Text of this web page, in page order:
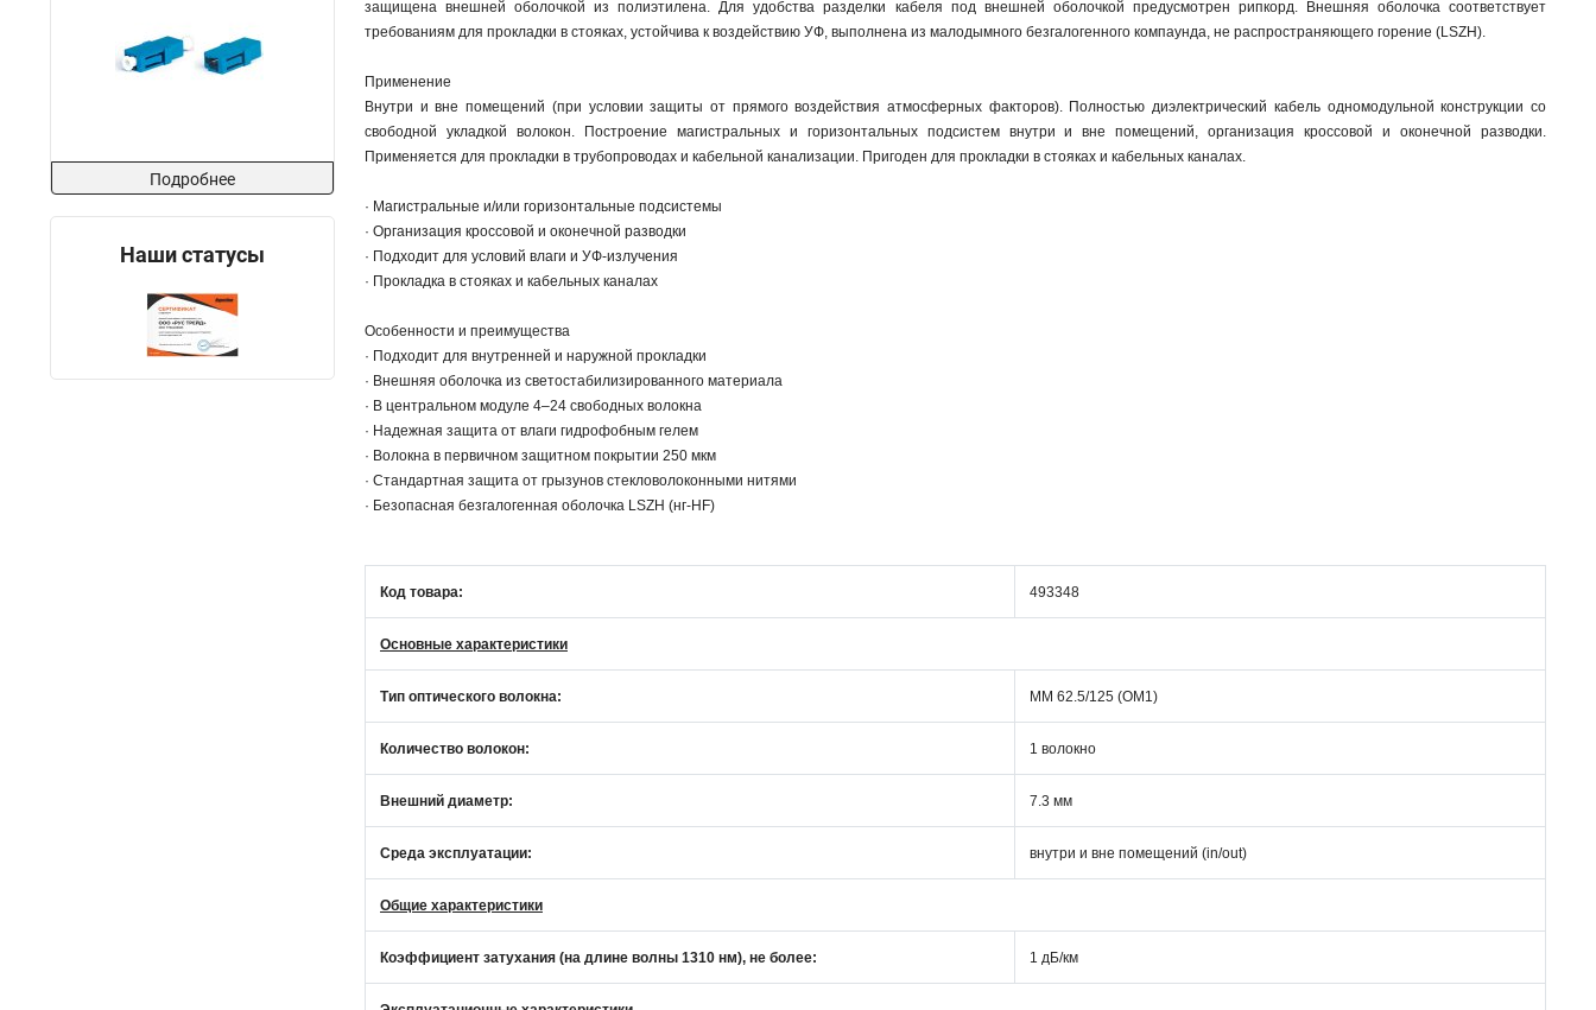
Подробнее
Наши статусы
защищена внешней оболочкой из полиэтилена. Для удобства разделки кабеля под внешней оболочкой предусмотрен рипкорд. Внешняя оболочка соответствует
требованиям для прокладки в стояках, устойчива к воздействию УФ, выполнена из малодымного безгалогенного компаунда, не распространяющего горение (LSZH).
Применение
Внутри и вне помещений (при условии защиты от прямого воздействия атмосферных факторов). Полностью диэлектрический кабель одномодульной конструкции со
свободной укладкой волокон. Построение магистральных и горизонтальных подсистем внутри и вне помещений, организация кроссовой и оконечной разводки.
Применяется для прокладки в трубопроводах и кабельной канализации. Пригоден для прокладки в стояках и кабельных каналах.
· Магистральные и/или горизонтальные подсистемы
· Организация кроссовой и оконечной разводки
· Подходит для условий влаги и УФ-излучения
· Прокладка в стояках и кабельных каналах
Особенности и преимущества
· Подходит для внутренней и наружной прокладки
· Внешняя оболочка из светостабилизированного материала
· В центральном модуле 4–24 свободных волокна
· Надежная защита от влаги гидрофобным гелем
· Волокна в первичном защитном покрытии 250 мкм
· Стандартная защита от грызунов стекловолоконными нитями
· Безопасная безгалогенная оболочка LSZH (нг-HF)
Код товара: 493348
Основные характеристики
Тип оптического волокна: MM 62.5/125 (OM1)
Количество волокон: 1 волокно
Внешний диаметр: 7.3 мм
Среда эксплуатации: внутри и вне помещений (in/out)
Общие характеристики
Коэффициент затухания (на длине волны 1310 нм), не более: 1 дБ/км